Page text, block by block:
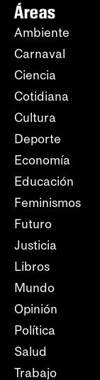
Áreas
Ambiente
Carnaval
Ciencia
Cotidiana
Cultura
Deporte
Economía
Educación
Feminismos
Futuro
Justicia
Libros
Mundo
Opinión
Política
Salud
Trabajo